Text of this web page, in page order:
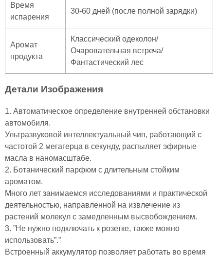
Время
испарения
30-60 дней (после полной зарядки)
Аромат
продукта
Классический одеколон/
Очаровательная встреча/
Фантастический лес
Детали Изображения
1. Автоматическое определение внутренней обстановки
автомобиля.
Ультразвуковой интеллектуальный чип, работающий с
частотой 2 мегагерца в секунду, распыляет эфирные
масла в наномасштабе.
2. Ботанический парфюм с длительным стойким
ароматом.
Много лет занимаемся исследованиями и практической
деятельностью, направленной на извлечение из
растений молекул с замедленным высвобождением.
3. ”Не нужно подключать к розетке, также можно
использовать”.”
Встроенный аккумулятор позволяет работать во время